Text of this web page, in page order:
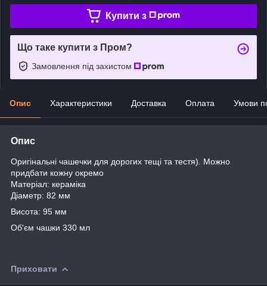
Купити з
Що таке купити з Пром?
Замовлення під захистом
Опис Характеристики Доставка Оплата Умови
Опис
Оригінальні чашечки для дорогих тещі та тестя). Можно
придбати кожну окремо
Матеріал: кераміка
Діаметр: 82 мм
Висота: 95 мм
Об'єм чашки 330 мл
Приховати